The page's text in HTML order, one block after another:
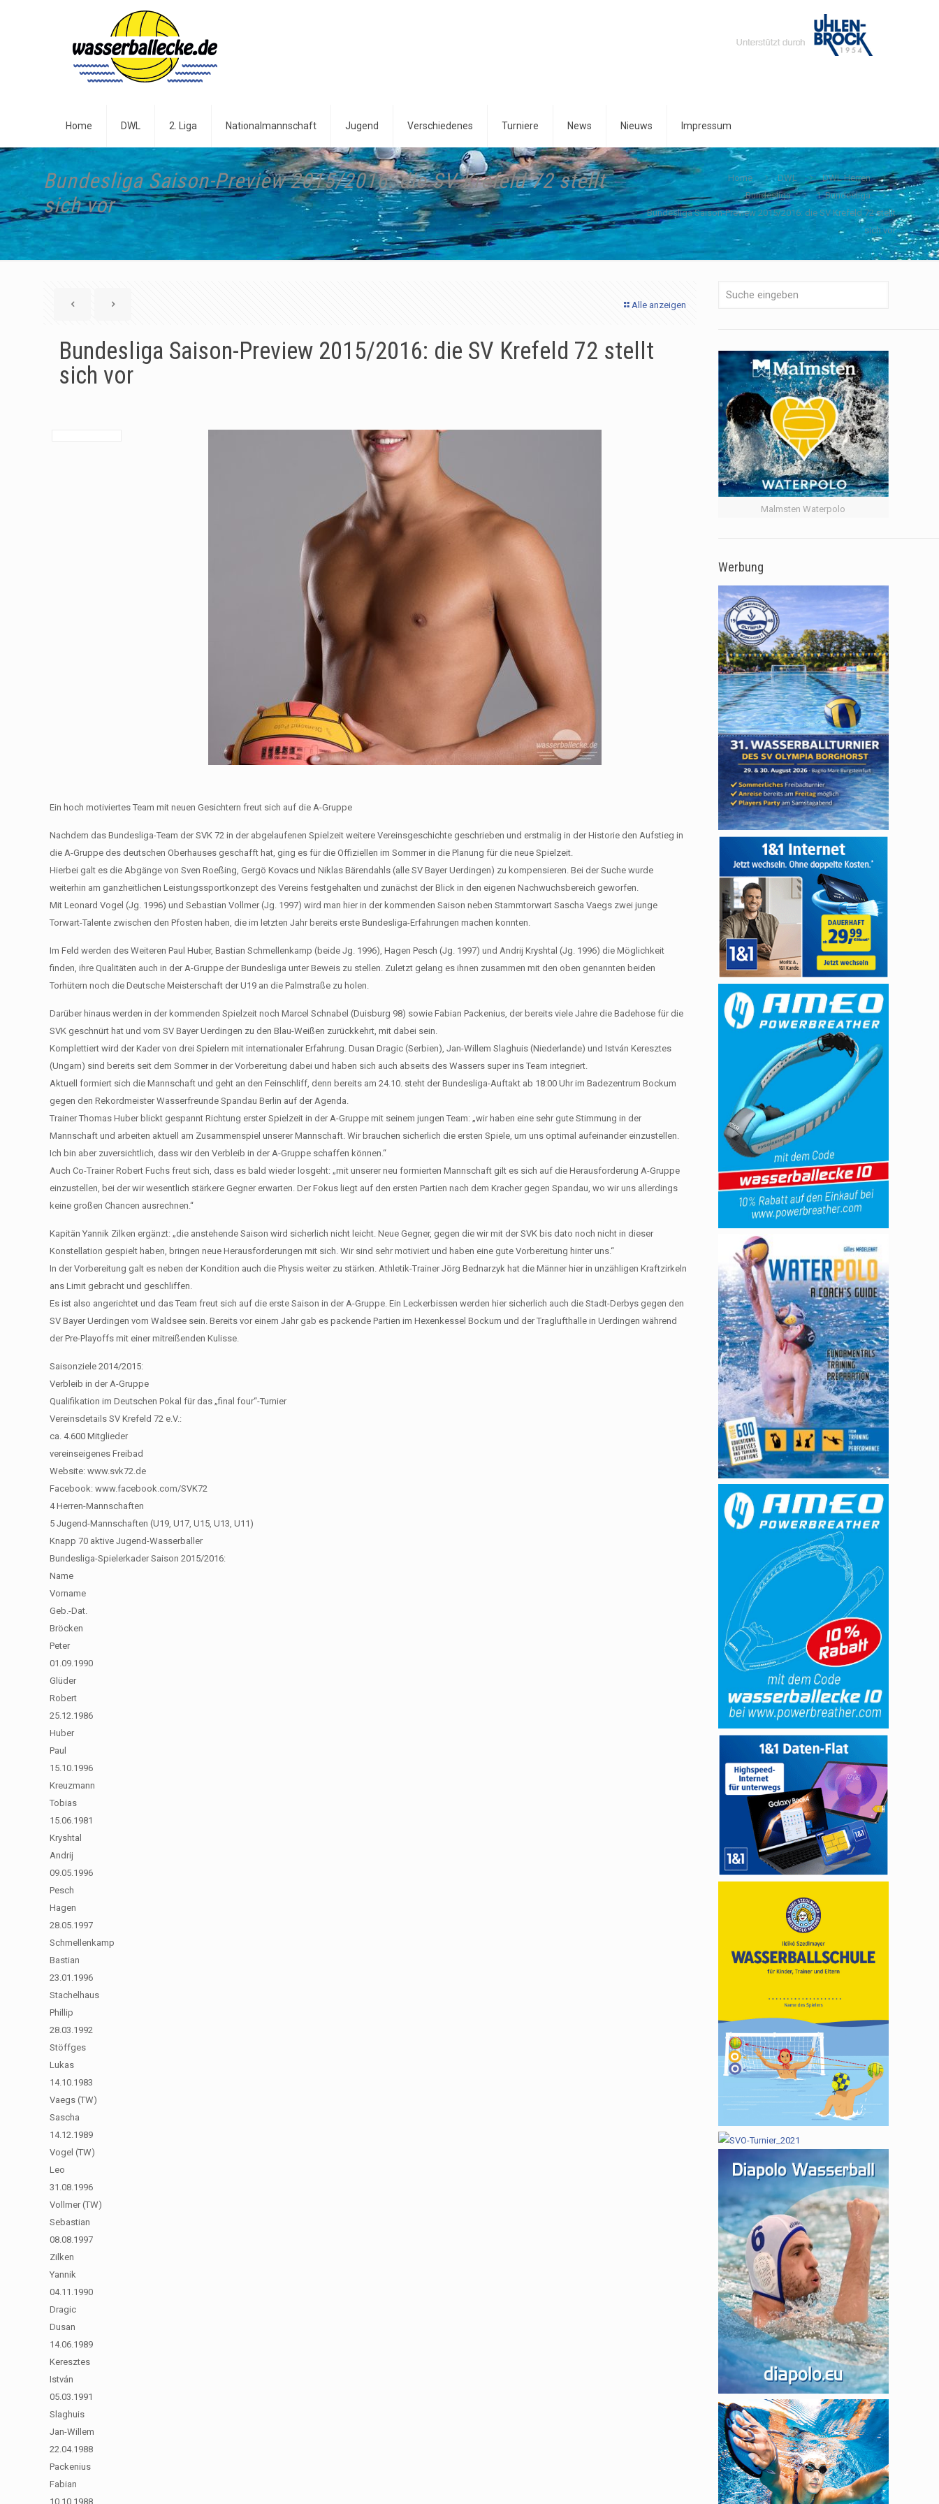
Home DWL 2. Liga Nationalmannschaft Jugend Verschiedenes Turniere News Nieuws Impressum
Bundesliga Saison-Preview 2015/2016: die SV Krefeld 72 stellt
sich vor
Home DWL
DWL Herren
Bundesliga
1. Bundesliga
Bundesliga Saison-Preview 2015/2016: die SV Krefeld 72 stellt
sich vor
Alle anzeigen
Bundesliga Saison-Preview 2015/2016: die SV Krefeld 72 stellt
sich vor
Ein hoch motiviertes Team mit neuen Gesichtern freut sich auf die A-Gruppe
Nachdem das Bundesliga-Team der SVK 72 in der abgelaufenen Spielzeit weitere Vereinsgeschichte geschrieben und erstmalig in der Historie den Aufstieg in
die A-Gruppe des deutschen Oberhauses geschafft hat, ging es für die Offiziellen im Sommer in die Planung für die neue Spielzeit.
Hierbei galt es die Abgänge von Sven Roeßing, Gergö Kovacs und Niklas Bärendahls (alle SV Bayer Uerdingen) zu kompensieren. Bei der Suche wurde
weiterhin am ganzheitlichen Leistungssportkonzept des Vereins festgehalten und zunächst der Blick in den eigenen Nachwuchsbereich geworfen.
Mit Leonard Vogel (Jg. 1996) und Sebastian Vollmer (Jg. 1997) wird man hier in der kommenden Saison neben Stammtorwart Sascha Vaegs zwei junge
Torwart-Talente zwischen den Pfosten haben, die im letzten Jahr bereits erste Bundesliga-Erfahrungen machen konnten.
Im Feld werden des Weiteren Paul Huber, Bastian Schmellenkamp (beide Jg. 1996), Hagen Pesch (Jg. 1997) und Andrij Kryshtal (Jg. 1996) die Möglichkeit
finden, ihre Qualitäten auch in der A-Gruppe der Bundesliga unter Beweis zu stellen. Zuletzt gelang es ihnen zusammen mit den oben genannten beiden
Torhütern noch die Deutsche Meisterschaft der U19 an die Palmstraße zu holen.
Darüber hinaus werden in der kommenden Spielzeit noch Marcel Schnabel (Duisburg 98) sowie Fabian Packenius, der bereits viele Jahre die Badehose für die
SVK geschnürt hat und vom SV Bayer Uerdingen zu den Blau-Weißen zurückkehrt, mit dabei sein.
Komplettiert wird der Kader von drei Spielern mit internationaler Erfahrung. Dusan Dragic (Serbien), Jan-Willem Slaghuis (Niederlande) und István Keresztes
(Ungarn) sind bereits seit dem Sommer in der Vorbereitung dabei und haben sich auch abseits des Wassers super ins Team integriert.
Aktuell formiert sich die Mannschaft und geht an den Feinschliff, denn bereits am 24.10. steht der Bundesliga-Auftakt ab 18:00 Uhr im Badezentrum Bockum
gegen den Rekordmeister Wasserfreunde Spandau Berlin auf der Agenda.
Trainer Thomas Huber blickt gespannt Richtung erster Spielzeit in der A-Gruppe mit seinem jungen Team: „wir haben eine sehr gute Stimmung in der
Mannschaft und arbeiten aktuell am Zusammenspiel unserer Mannschaft. Wir brauchen sicherlich die ersten Spiele, um uns optimal aufeinander einzustellen.
Ich bin aber zuversichtlich, dass wir den Verbleib in der A-Gruppe schaffen können.“
Auch Co-Trainer Robert Fuchs freut sich, dass es bald wieder losgeht: „mit unserer neu formierten Mannschaft gilt es sich auf die Herausforderung A-Gruppe
einzustellen, bei der wir wesentlich stärkere Gegner erwarten. Der Fokus liegt auf den ersten Partien nach dem Kracher gegen Spandau, wo wir uns allerdings
keine großen Chancen ausrechnen.“
Kapitän Yannik Zilken ergänzt: „die anstehende Saison wird sicherlich nicht leicht. Neue Gegner, gegen die wir mit der SVK bis dato noch nicht in dieser
Konstellation gespielt haben, bringen neue Herausforderungen mit sich. Wir sind sehr motiviert und haben eine gute Vorbereitung hinter uns.“
In der Vorbereitung galt es neben der Kondition auch die Physis weiter zu stärken. Athletik-Trainer Jörg Bednarzyk hat die Männer hier in unzähligen Kraftzirkeln
ans Limit gebracht und geschliffen.
Es ist also angerichtet und das Team freut sich auf die erste Saison in der A-Gruppe. Ein Leckerbissen werden hier sicherlich auch die Stadt-Derbys gegen den
SV Bayer Uerdingen vom Waldsee sein. Bereits vor einem Jahr gab es packende Partien im Hexenkessel Bockum und der Traglufthalle in Uerdingen während
der Pre-Playoffs mit einer mitreißenden Kulisse.
Saisonziele 2014/2015:
Verbleib in der A-Gruppe
Qualifikation im Deutschen Pokal für das „final four“-Turnier
Vereinsdetails SV Krefeld 72 e.V.:
ca. 4.600 Mitglieder
vereinseigenes Freibad
Website: www.svk72.de
Facebook: www.facebook.com/SVK72
4 Herren-Mannschaften
5 Jugend-Mannschaften (U19, U17, U15, U13, U11)
Knapp 70 aktive Jugend-Wasserballer
Bundesliga-Spielerkader Saison 2015/2016:
Name
Vorname
Geb.-Dat.
Bröcken
Peter
01.09.1990
Glüder
Robert
25.12.1986
Huber
Paul
15.10.1996
Kreuzmann
Tobias
15.06.1981
Kryshtal
Andrij
09.05.1996
Pesch
Hagen
28.05.1997
Schmellenkamp
Bastian
23.01.1996
Stachelhaus
Phillip
28.03.1992
Stöffges
Lukas
14.10.1983
Vaegs (TW)
Sascha
14.12.1989
Vogel (TW)
Leo
31.08.1996
Vollmer (TW)
Sebastian
08.08.1997
Zilken
Yannik
04.11.1990
Dragic
Dusan
14.06.1989
Keresztes
István
05.03.1991
Slaghuis
Jan-Willem
22.04.1988
Packenius
Fabian
10.10.1988
Malmsten Waterpolo
Werbung